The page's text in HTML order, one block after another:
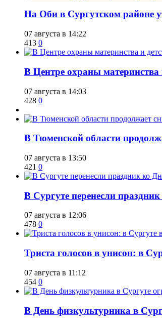
​На Оби в Сургутском районе
07 августа в 14:22
413 0
​В Центре охраны материнства
07 августа в 14:03
428 0
​В Тюменской области
07 августа в 13:50
421 0
​В Сургуте перенесли
07 августа в 12:06
478 0
​Триста голосов в унисон: в
07 августа в 11:12
454 0
​В День физкультурника в